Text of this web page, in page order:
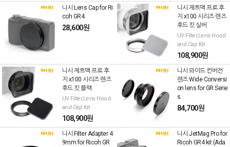
니시 Lens Cap for Ri
coh GR4
28,600원
니시 제트맥 프로 후
지 x100 시리즈 렌즈
후드 킷 실버
UV Filter,Lens Hood
and Cap Kit
108,900원
니시 제트맥 프로 후
지 x100 시리즈 렌즈
후드 킷 블랙
UV Filter,Lens Hood
and Cap Kit
108,900원
니시 와이드 컨버전
렌즈 Wide Conversi
on lens for GR Serie
s
84,700원
니시 Filter Adapter 4
9mm for Ricoh GR
니시 JetMag Pro for
Ricoh GR4 kit (Ada